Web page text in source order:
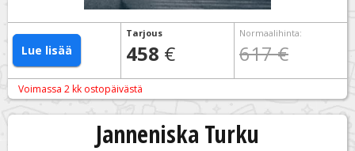
Lue lisää
Tarjous
458 €
Normaalihinta:
617 €
Voimassa 2 kk ostopäivästä
Janneniska Turku